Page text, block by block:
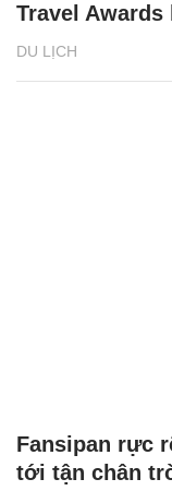
DU LỊCH
Travel Awards
Fansipan rực
tới tận chân